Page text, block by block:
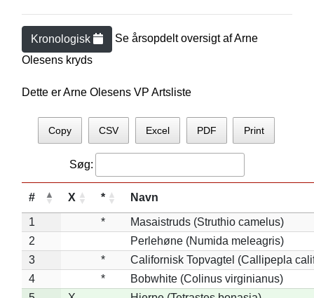
Kronologisk Se årsopdelt oversigt afArne
Olesens kryds
Dette er Arne Olesens VP Artsliste
Copy CSV Excel PDF Print
Søg:
# X * Navn
1 *
Masaistruds (Struthio camelus)
2
Perlehøne (Numida meleagris)
3
*
Californisk Topvagtel (Callipepla
4
*
Bobwhite (Colinus virginianus)